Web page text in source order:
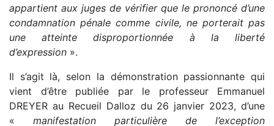
appartient aux juges de vérifier que le prononcé d’une
condamnation pénale comme civile, ne porterait pas
une atteinte disproportionnée à la liberté
d’expression ».
Il s’agit là, selon la démonstration passionnante qui
vient d’être publiée par le professeur Emmanuel
DREYER au Recueil Dalloz du 26 janvier 2023, d’une
« manifestation particulière de l’exception